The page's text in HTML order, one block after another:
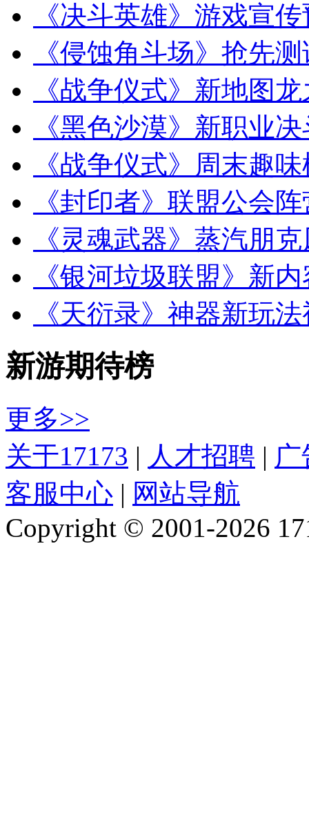
《决斗英雄》游戏宣
《侵蚀角斗场》抢先
《战争仪式》新地图
《黑色沙漠》新职业
《战争仪式》周末趣
《封印者》联盟公会
《灵魂武器》蒸汽朋
《银河垃圾联盟》新
《天衍录》神器新玩
新游期待榜
更多>>
关于17173 | 人才招聘 |
客服中心 | 网站导航
Copyright © 2001-2026